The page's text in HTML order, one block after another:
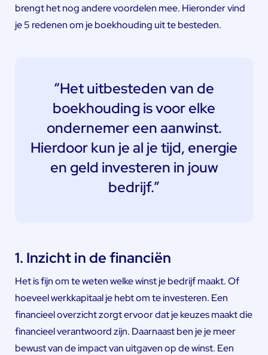
brengt het nog andere voordelen mee. Hieronder vind
je 5 redenen om je boekhouding uit te besteden.
“Het uitbesteden van de
boekhouding is voor elke
ondernemer een aanwinst.
Hierdoor kun je al je tijd, energie
en geld investeren in jouw
bedrijf.”
1. Inzicht in de financiën
Het is fijn om te weten welke winst je bedrijf maakt. Of
hoeveel werkkapitaal je hebt om te investeren. Een
financieel overzicht zorgt ervoor dat je keuzes maakt die
financieel verantwoord zijn. Daarnaast ben je je meer
bewust van de impact van uitgaven op de winst. Een